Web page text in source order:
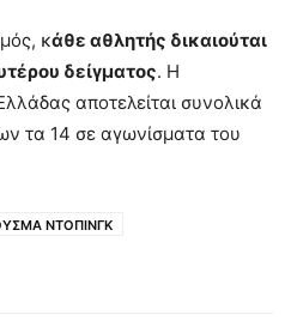
κάθε αθλητής δικαιούται
δείγματος. Η
αποτελείται συνολικά
τα 14 σε αγωνίσματα του
ΝΤΟΠΙΝΓΚ